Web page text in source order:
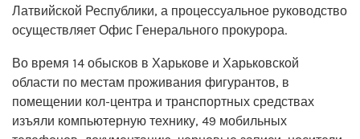
Латвийской Республики, а процессуальное руководство
осуществляет Офис Генерального прокурора.
Во время 14 обысков в Харькове и Харьковской
области по местам проживания фигурантов, в
помещении кол-центра и транспортных средствах
изъяли компьютерную технику, 49 мобильных